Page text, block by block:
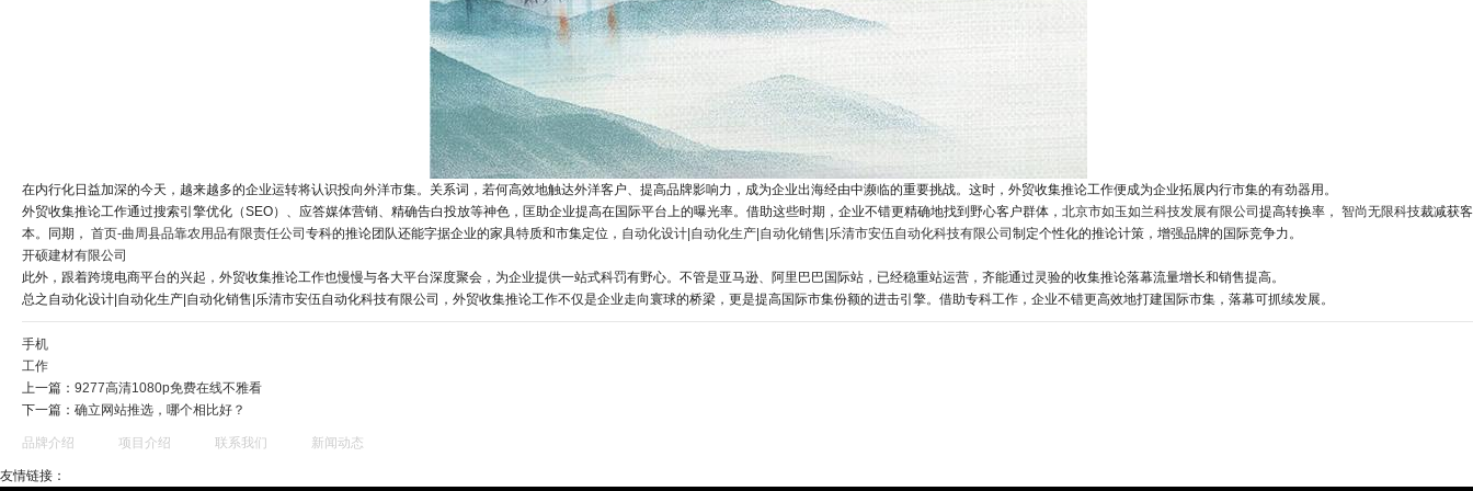
在内行化日益加深的今天，越来越多的企业运转将认识投向外洋市集。关系词，若何高效地触达外洋客户、提高品牌影响力，成为企业出海经由中濒临的重要挑战。这时，外贸收集推论工作便成为企业拓展内行市集的有劲器用。
外贸收集推论工作通过搜索引擎优化（SEO）、应答媒体营销、精确告白投放等神色，匡助企业提高在国际平台上的曝光率。借助这些时期，企业不错更精确地找到野心客户群体， 北京市如玉如兰科技发展有限公司 提高转换率， 智尚无限科技裁减获
本。同期， 首页-曲周县品靠农用品有限责任公司 专科的推论团队还能字据企业的家具特质和市集定位， 自动化设计|自动化生产|自动化销售|乐清市安伍自动化科技有限公司 制定个性化的推论计策，增强品牌的国际竞争力。
开硕建材有限公司
此外，跟着跨境电商平台的兴起，外贸收集推论工作也慢慢与各大平台深度聚会，为企业提供一站式科罚有野心。不管是亚马逊、阿里巴巴国际站，已经稳重站运营，齐能通过灵验的收集推论落幕流量增长和销售提高。
总之自动化设计|自动化生产|自动化销售|乐清市安伍自动化科技有限公司，外贸收集推论工作不仅是企业走向寰球的桥梁，更是提高国际市集份额的进击引擎。借助专科工作，企业不错更高效地打建国际市集，落幕可抓续发展。
手机
工作
上一篇： 9277高清1080p免费在线不雅看
下一篇： 确立网站推选，哪个相比好？
品牌介绍 项目介绍 联系我们 新闻动态
友情链接：